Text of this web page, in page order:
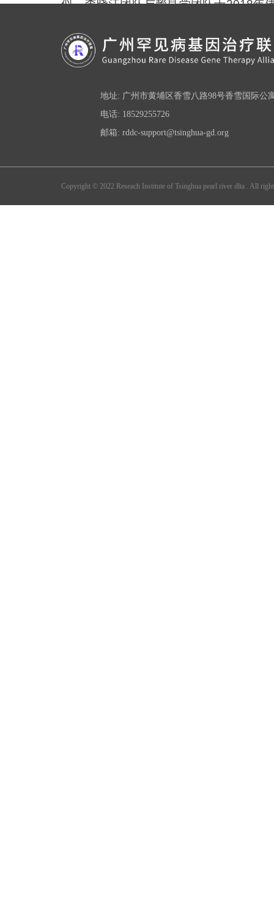
似，李晓江团队与赖良学团队于2018年
胞死亡以及运动障碍。 本项研究中，闫
包装，通过对野生型小型猪的脑立体定
毒的跨血脑屏障特性，将包装好的AAV
白的聚集，同时对亨廷顿舞蹈病的运动
原文链接：https://www.nature.com/articles/
地址: 广州市黄埔区香雪八路98号香雪国际公
电话: 18529255726
邮箱: rddc-support@tsinghua-gd.org
Copyright © 2022 Reseach Institute of Tsinghua pearl river dlta . All